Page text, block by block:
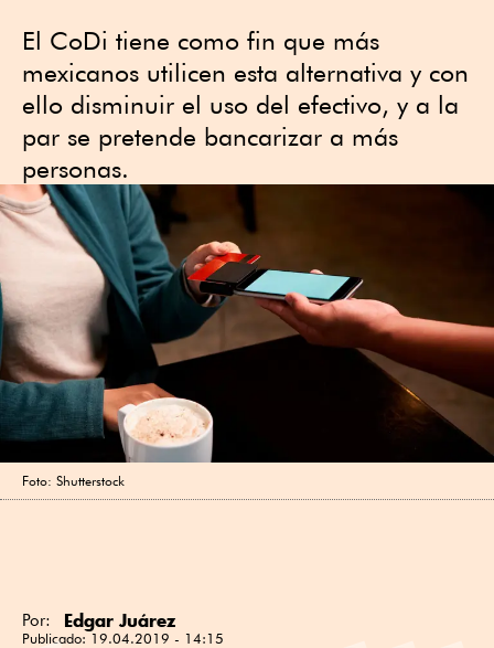
El CoDi tiene como fin que más
mexicanos utilicen esta alternativa y con
ello disminuir el uso del efectivo, y a la
par se pretende bancarizar a más
personas.
Foto: Shutterstock
Por: Edgar Juárez
Publicado: 19.04.2019 - 14:15